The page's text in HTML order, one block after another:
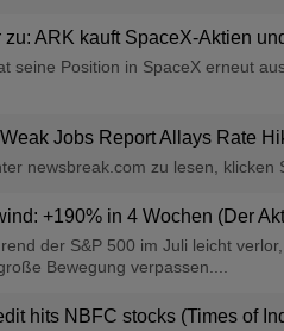
ARK kauft SpaceX-Aktien
seine Position in SpaceX erneut
Jobs Report Allays Rate
newsbreak.com zu lesen, klicken
+190% in 4 Wochen (Der
der S&P 500 im Juli leicht
Bewegung verpassen....
hits NBFC stocks (Times of